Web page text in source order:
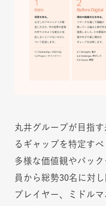
丸井グループが目指
るギャップを特定す
多様な価値観やバッ
員から総勢30名に対
プレイヤー、ミドル